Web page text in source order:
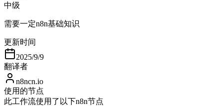
中级
需要一定n8n基础知识
更新时间
2025/9/9
翻译者
n8ncn.io
使用的节点
此工作流使用了以下n8n节点